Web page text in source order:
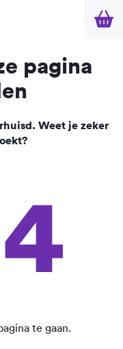
pagina
Weet je zeker
te gaan.